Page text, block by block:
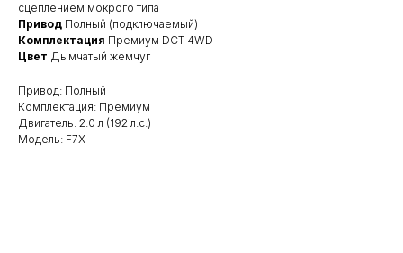
сцеплением мокрого типа
Привод Полный (подключаемый)
Комплектация Премиум DCT 4WD
Цвет Дымчатый жемчуг
Привод: Полный
Комплектация: Премиум
Двигатель: 2.0 л (192 л.с.)
Модель: F7X